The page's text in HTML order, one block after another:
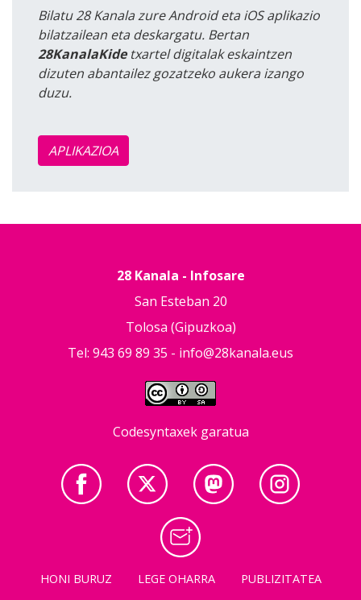
Bilatu 28 Kanala zure Android eta iOS aplikazio
bilatzailean eta deskargatu. Bertan
28KanalaKidetxartel digitalak eskaintzen
dizuten abantailez gozatzeko aukera izango
duzu.
APLIKAZIOA
28 Kanala - Infosare
San Esteban 20
Tolosa (Gipuzkoa)
Tel: 943 69 89 35 - info@28kanala.eus
Codesyntaxek garatua
HONI BURUZ LEGE OHARRA PUBLIZITATEA